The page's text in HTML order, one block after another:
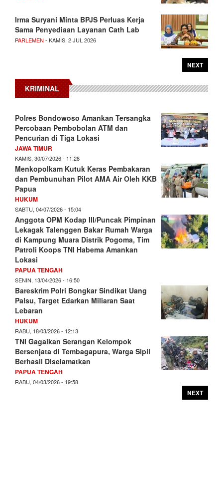
Irma Suryani Minta BPJS Perluas Kerja
Sama Penyediaan Layanan Cath Lab
PARLEMEN - KAMIS, 2 JUL 2026
NEXT
KRIMINAL
Polres Bondowoso Amankan Tersangka
Percobaan Pembobolan ATM dan
Pencurian di Tiga Lokasi
JAWA TIMUR
KAMIS, 30/07/2026 - 11:28
Menkopolkam Kutuk Keras Pembakaran
dan Pembunuhan Pilot AMA Air Oleh KKB
Papua
HUKUM
SABTU, 04/07/2026 - 15:04
Anggota OPM Kodap III/Puncak Pimpinan
Lekagak Talenggen Bakar Rumah Warga
di Kampung Muara Distrik Pogoma, Tim
Patroli Koops TNI Habema Amankan
Lokasi
PAPUA TENGAH
SENIN, 13/04/2026 - 16:50
Bareskrim Polri Bongkar Sindikat Uang
Palsu, Target Edarkan Miliaran Saat
Lebaran
HUKUM
RABU, 18/03/2026 - 12:13
TNI Gagalkan Serangan Kelompok
Bersenjata di Tembagapura, Warga Sipil
Berhasil Diselamatkan
PAPUA TENGAH
RABU, 04/03/2026 - 19:58
NEXT